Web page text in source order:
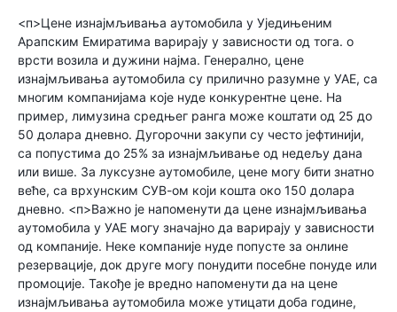
<п>Цене изнајмљивања аутомобила у Уједињеним
Арапским Емиратима варирају у зависности од тога. о
врсти возила и дужини најма. Генерално, цене
изнајмљивања аутомобила су прилично разумне у УАЕ, са
многим компанијама које нуде конкурентне цене. На
пример, лимузина средњег ранга може коштати од 25 до
50 долара дневно. Дугорочни закупи су често јефтинији,
са попустима до 25% за изнајмљивање од недељу дана
или више. За луксузне аутомобиле, цене могу бити знатно
веће, са врхунским СУВ-ом који кошта око 150 долара
дневно. <п>Важно је напоменути да цене изнајмљивања
аутомобила у УАЕ могу значајно да варирају у зависности
од компаније. Неке компаније нуде попусте за онлине
резервације, док друге могу понудити посебне понуде или
промоције. Такође је вредно напоменути да на цене
изнајмљивања аутомобила може утицати доба године,